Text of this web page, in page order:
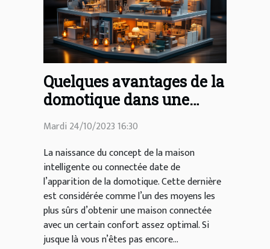
Quelques avantages de la
domotique dans une
maison
Mardi 24/10/2023 16:30
La naissance du concept de la maison
intelligente ou connectée date de
l’apparition de la domotique. Cette dernière
est considérée comme l’un des moyens les
plus sûrs d’obtenir une maison connectée
avec un certain confort assez optimal. Si
jusque là vous n’êtes pas encore...